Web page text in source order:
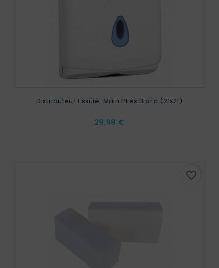
Distributeur Essuie-Main Pliés Blanc (21x21)
Prix
29,98 €
favorite_border